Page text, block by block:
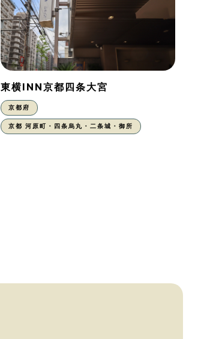
東横INN京都四条大宮
京都府
京都 河原町・四条烏丸・二条城・御所